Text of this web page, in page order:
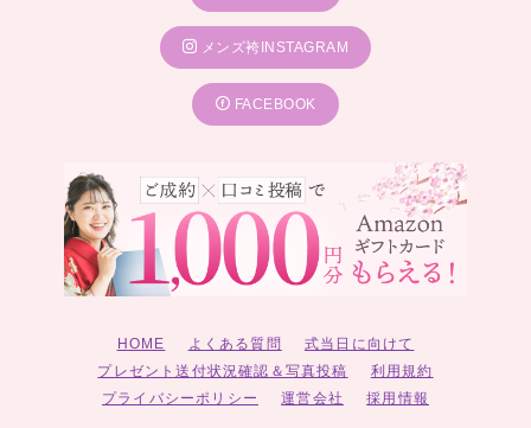
メンズ袴INSTAGRAM
FACEBOOK
HOME よくある質問
式当日に向けて
プレゼント送付状況確認＆写真投稿
利用規約
プライバシーポリシー
運営会社 採用情報